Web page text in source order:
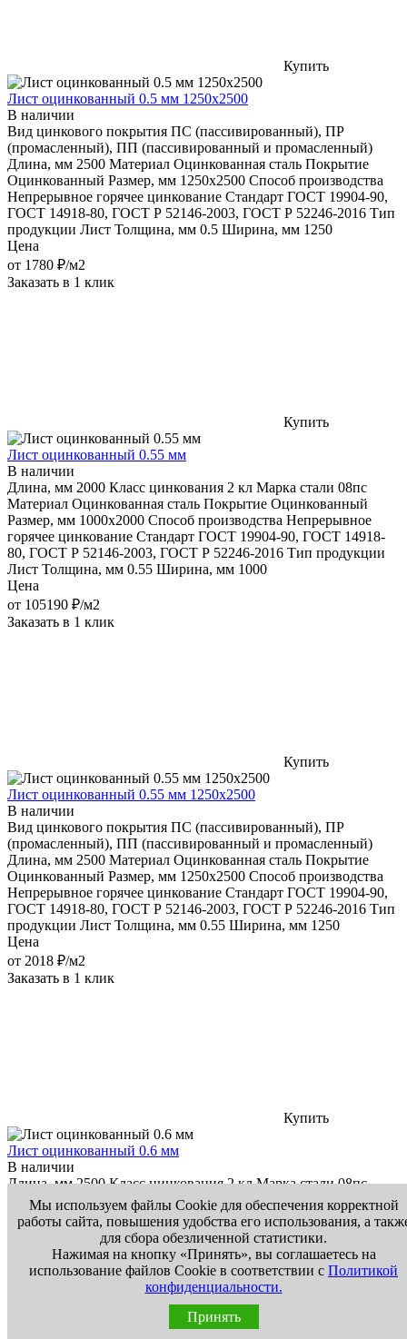
Купить
Лист оцинкованный 0.5 мм 1250x2500
В наличии
Вид цинкового покрытия ПС (пассивированный), ПР
(промасленный), ПП (пассивированный и промасленный)
Длина, мм 2500 Материал Оцинкованная сталь Покрытие
Оцинкованный Размер, мм 1250x2500 Способ производства
Непрерывное горячее цинкование Стандарт ГОСТ 19904-90,
ГОСТ 14918-80, ГОСТ Р 52146-2003, ГОСТ Р 52246-2016 Тип
продукции Лист Толщина, мм 0.5 Ширина, мм 1250
Цена
от 1780 ₽/м2
Заказать в 1 клик
Купить
Лист оцинкованный 0.55 мм
В наличии
Длина, мм 2000 Класс цинкования 2 кл Марка стали 08пс
Материал Оцинкованная сталь Покрытие Оцинкованный
Размер, мм 1000х2000 Способ производства Непрерывное
горячее цинкование Стандарт ГОСТ 19904-90, ГОСТ 14918-
80, ГОСТ Р 52146-2003, ГОСТ Р 52246-2016 Тип продукции
Лист Толщина, мм 0.55 Ширина, мм 1000
Цена
от 105190 ₽/м2
Заказать в 1 клик
Купить
Лист оцинкованный 0.55 мм 1250x2500
В наличии
Вид цинкового покрытия ПС (пассивированный), ПР
(промасленный), ПП (пассивированный и промасленный)
Длина, мм 2500 Материал Оцинкованная сталь Покрытие
Оцинкованный Размер, мм 1250x2500 Способ производства
Непрерывное горячее цинкование Стандарт ГОСТ 19904-90,
ГОСТ 14918-80, ГОСТ Р 52146-2003, ГОСТ Р 52246-2016 Тип
продукции Лист Толщина, мм 0.55 Ширина, мм 1250
Цена
от 2018 ₽/м2
Заказать в 1 клик
Купить
Лист оцинкованный 0.6 мм
В наличии
Длина, мм 2500 Класс цинкования 2 кл Марка стали 08пс
Материал Оцинкованная сталь Покрытие Оцинкованный
Размер, мм 1250х2500 Способ производства Непрерывное
горячее цинкование Стандарт ГОСТ 19904-90, ГОСТ 14918-
80, ГОСТ Р 52146-2003, ГОСТ Р 52246-2016 Тип продукции
Лист Толщина, мм 0.6 Ширина, мм 1250
Мы используем файлы Cookie для обеспечения корректной
работы сайта, повышения удобства его использования, а
для сбора обезличенной статистики.
Нажимая на кнопку «Принять», вы соглашаетесь на
использование файлов Cookie в соответствии с Политикой
конфиденциальности.
Принять